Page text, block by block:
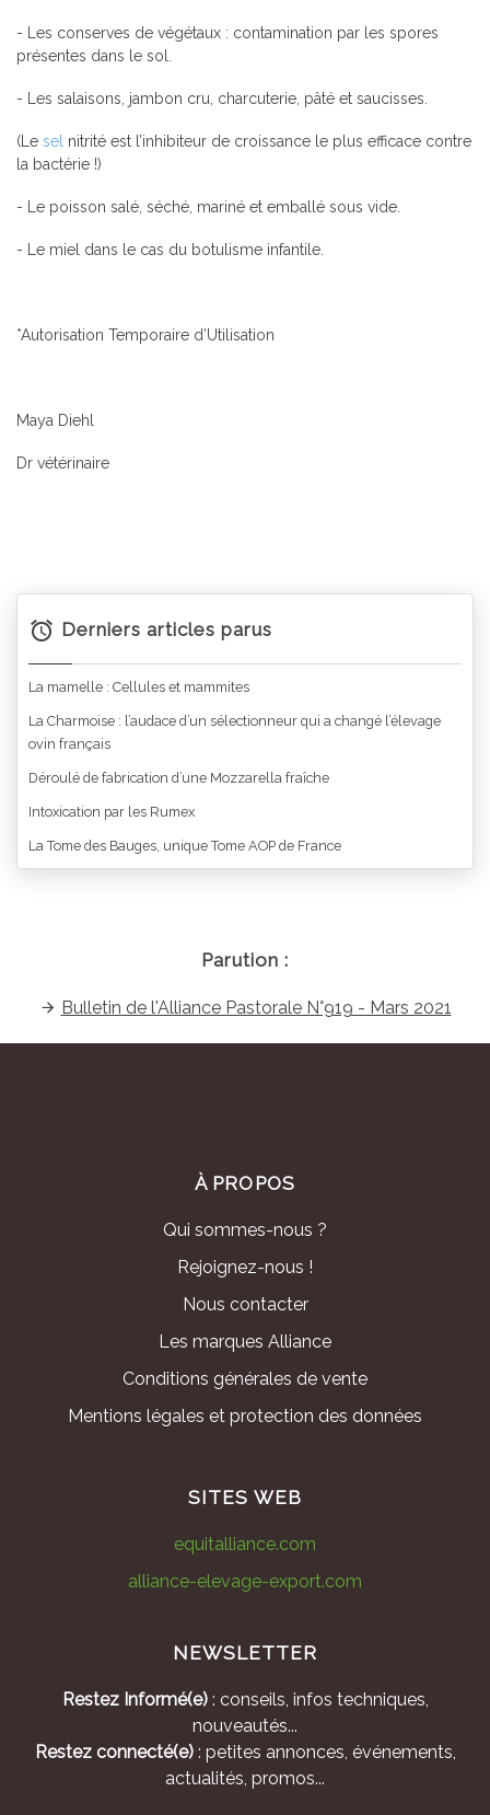
- Les conserves de végétaux : contamination par les spores
présentes dans le sol.
- Les salaisons, jambon cru, charcuterie, pâté et saucisses.
(Le sel nitrité est l’inhibiteur de croissance le plus efficace contre
la bactérie !)
- Le poisson salé, séché, mariné et emballé sous vide.
- Le miel dans le cas du botulisme infantile.
*Autorisation Temporaire d’Utilisation
Maya Diehl
Dr vétérinaire
Derniers articles parus
La mamelle : Cellules et mammites
La Charmoise : l’audace d’un sélectionneur qui a changé l’élevage
ovin français
Déroulé de fabrication d’une Mozzarella fraîche
Intoxication par les Rumex
La Tome des Bauges, unique Tome AOP de France
Parution :
Bulletin de l'Alliance Pastorale N°919 - Mars 2021
À PROPOS
Qui sommes-nous ?
Rejoignez-nous !
Nous contacter
Les marques Alliance
Conditions générales de vente
Mentions légales et protection des données
SITES WEB
equitalliance.com
alliance-elevage-export.com
NEWSLETTER
Restez Informé(e): conseils, infos techniques,
nouveautés...
Restez connecté(e): petites annonces, événements,
actualités, promos...